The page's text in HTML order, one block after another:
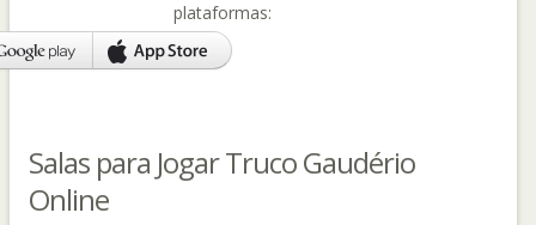
plataformas:
Salas para Jogar Truco Gaudério
Online